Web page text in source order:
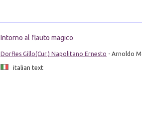
Intorno al flauto magico
Dorfles Gillo(Cur.) Napolitano Ernesto - Arnoldo
italian text